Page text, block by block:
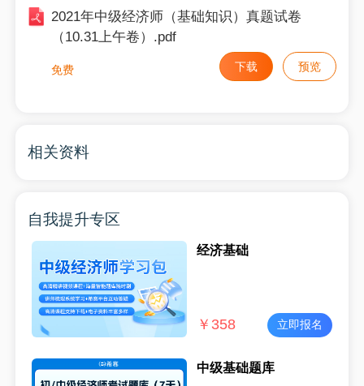
2021年中级经济师（基础知识）真题试卷
（10.31上午卷）.pdf
免费 下载 预览
相关资料
自我提升专区
经济基础
￥ 358 立即报名
中级基础题库